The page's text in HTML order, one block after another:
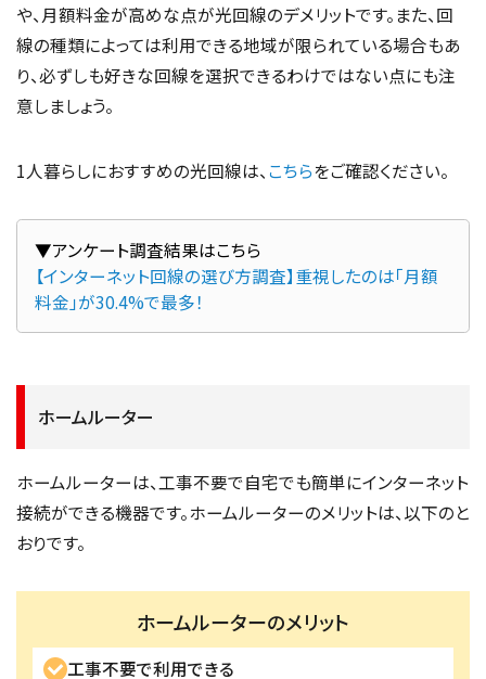
や、月額料金が高めな点が光回線のデメリットです。また、回
線の種類によっては利用できる地域が限られている場合もあ
り、必ずしも好きな回線を選択できるわけではない点にも注
意しましょう。
1人暮らしにおすすめの光回線は、こちらをご確認ください。
【インターネット回線の選び方調査】重視したのは「月額
料金」が30.4%で最多！
ホームルーター
ホームルーターは、工事不要で自宅でも簡単にインターネット
接続ができる機器です。ホームルーターのメリットは、以下のと
おりです。
ホームルーターのメリット
工事不要で利用できる